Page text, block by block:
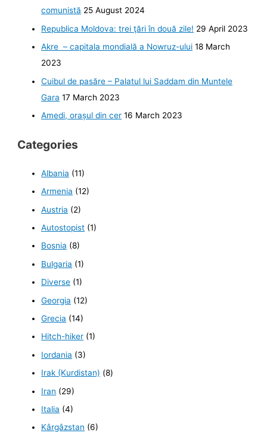
comunistă 25 August 2024
Republica Moldova: trei ţări în două zile! 29 April 2023
Akre – capitala mondială a Nowruz-ului 18 March
2023
Cuibul de pasăre – Palatul lui Saddam din Muntele
Gara 17 March 2023
Amedi, orașul din cer 16 March 2023
Categories
Albania (11)
Armenia (12)
Austria (2)
Autostopist (1)
Bosnia (8)
Bulgaria (1)
Diverse (1)
Georgia (12)
Grecia (14)
Hitch-hiker (1)
Iordania (3)
Irak (Kurdistan) (8)
Iran (29)
Italia (4)
Kârgâzstan (6)